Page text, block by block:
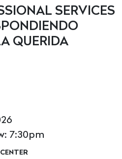
SERVICES
QUERIDA
7:30pm